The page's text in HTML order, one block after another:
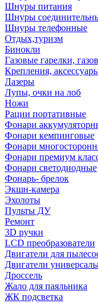
Шнуры питания
Шнуры
Шнуры телефонные
Отдых,туризм
Бинокли
Газовые гарелки,
Крепления,
Лазеры
Лупы, очки на лоб
Ножи
Рации портативные
Фонари
Фонари кемпинговые
Фонари
Фонари премиум
Фонари светодиодные
Фонарь- брелок
Экшн-камера
Эхолоты
Пульты ДУ
Ремонт
3D ручки
LCD преобразователи
Двигатели для
Двигатели
Дроссель
Жало для паяльника
ЖК подсветка